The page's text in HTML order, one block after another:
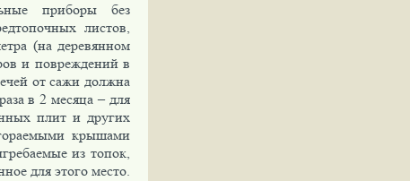
приборы без
листов,
(на деревянном
и повреждений в
от сажи должна
в 2 месяца – для
плит и других
крышами
из топок,
для этого место.